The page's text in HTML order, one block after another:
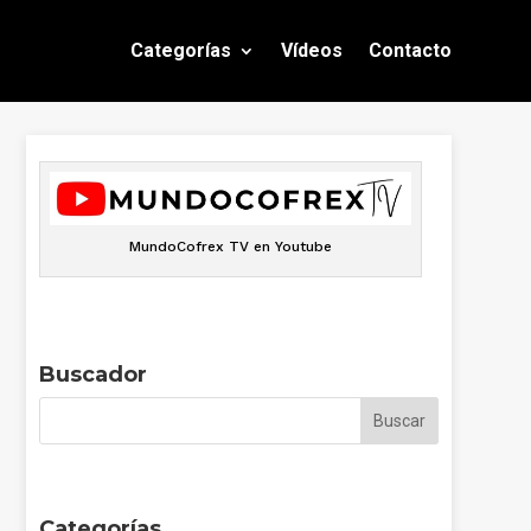
Categorías Vídeos Contacto
MundoCofrex TV en Youtube
Buscador